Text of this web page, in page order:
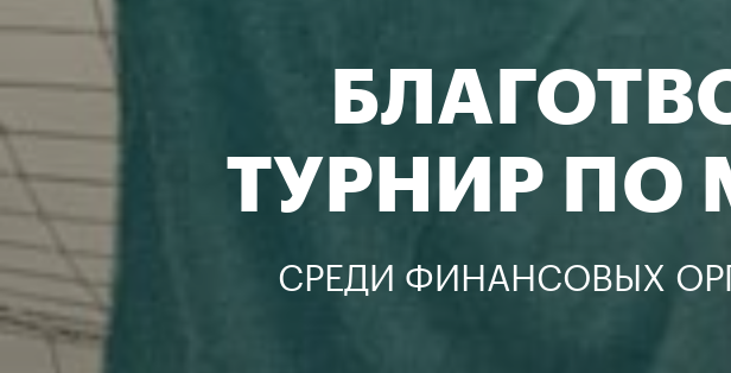
ТУРНИР ПО
СРЕДИ ФИНАНСОВЫХ